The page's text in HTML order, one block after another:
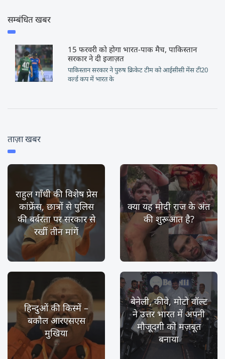
सम्बंधित खबर
15 फरवरी को होगा भारत-पाक मैच, पाकिस्तान
सरकार ने दी इजाज़त
पाकिस्तान सरकार ने पुरुष क्रिकेट टीम को आईसीसी मेंस टी20
वर्ल्ड कप में भारत के
ताज़ा खबर
राहुल गाँधी की विशेष प्रेस
कांफ्रेंस, छात्रों से पुलिस
की बर्बरता पर सरकार से
रखीं तीन मांगें
क्या यह मोदी राज के अंत
की शुरूआत है?
हिन्दुओं की किस्में –
बकौल आरएसएस
मुखिया
बेनेली, कीवे, मोटो वॉल्ट
ने उत्तर भारत में अपनी
मौजूदगी को मज़बूत
बनाया